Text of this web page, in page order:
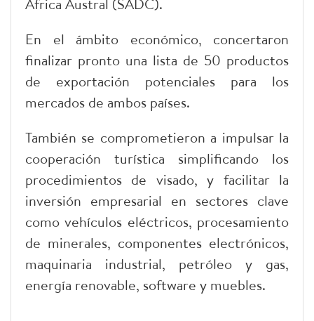
En el ámbito económico, concertaron
finalizar pronto una lista de 50 productos
de exportación potenciales para los
mercados de ambos países.
También se comprometieron a impulsar la
cooperación turística simplificando los
procedimientos de visado, y facilitar la
inversión empresarial en sectores clave
como vehículos eléctricos, procesamiento
de minerales, componentes electrónicos,
maquinaria industrial, petróleo y gas,
energía renovable, software y muebles.